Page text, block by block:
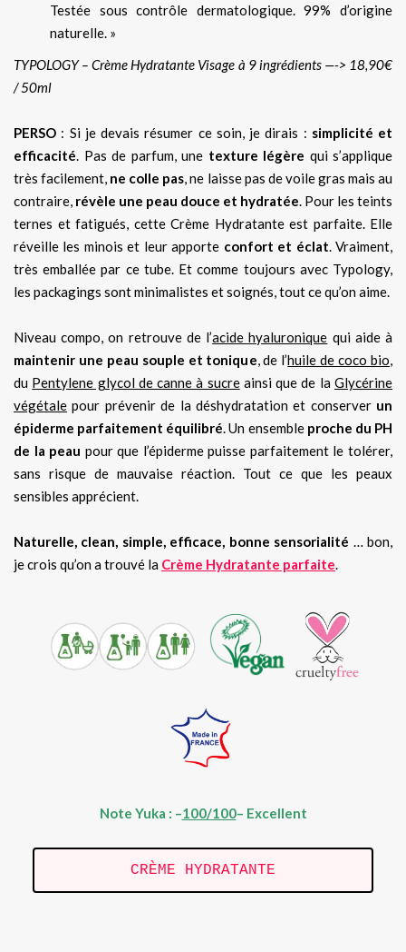
Testée sous contrôle dermatologique. 99% d’origine
naturelle. »
TYPOLOGY – Crème Hydratante Visage à 9 ingrédients —-> 18,90€
/ 50ml
PERSO : Si je devais résumer ce soin, je dirais : simplicité et
efficacité. Pas de parfum, une texture légère qui s’applique
très facilement, ne colle pas, ne laisse pas de voile gras mais au
contraire, révèle une peau douce et hydratée. Pour les teints
ternes et fatigués, cette Crème Hydratante est parfaite. Elle
réveille les minois et leur apporte confort et éclat. Vraiment,
très emballée par ce tube. Et comme toujours avec Typology,
les packagings sont minimalistes et soignés, tout ce qu’on aime.
Niveau compo, on retrouve de l’acide hyaluronique qui aide à
maintenir une peau souple et tonique, de l’huile de coco bio,
du Pentylene glycol de canne à sucreainsi que de laGlycérine
végétale pour prévenir de la déshydratation et conserverun
épiderme parfaitement équilibré. Un ensembleproche du PH
de la peau pour que l’épiderme puisse parfaitement le tolérer,
sans risque de mauvaise réaction. Tout ce que les peaux
sensibles apprécient.
Naturelle, clean, simple, efficace, bonne sensorialité … bon,
je crois qu’on a trouvé la Crème Hydratante parfaite.
Note Yuka : –100/100– Excellent
CRÈME HYDRATANTE